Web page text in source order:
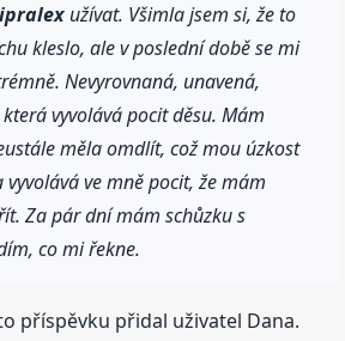
užívat. Všimla jsem si, že to
kleslo, ale v poslední době se mi
Nevyrovnaná, unavená,
vyvolává pocit děsu. Mám
měla omdlít, což mou úzkost
vyvolává ve mně pocit, že mám
Za pár dní mám schůzku s
co mi řekne.
příspěvku přidal uživatel Dana.